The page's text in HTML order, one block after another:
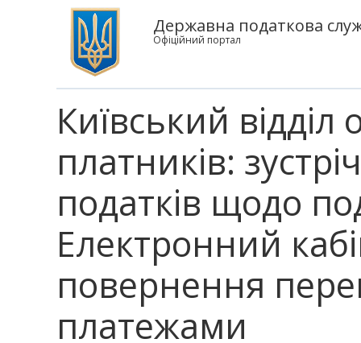
Державна податкова
Офіційний портал
Київський
платників:
податків щодо
Електронний
повернення
платежами